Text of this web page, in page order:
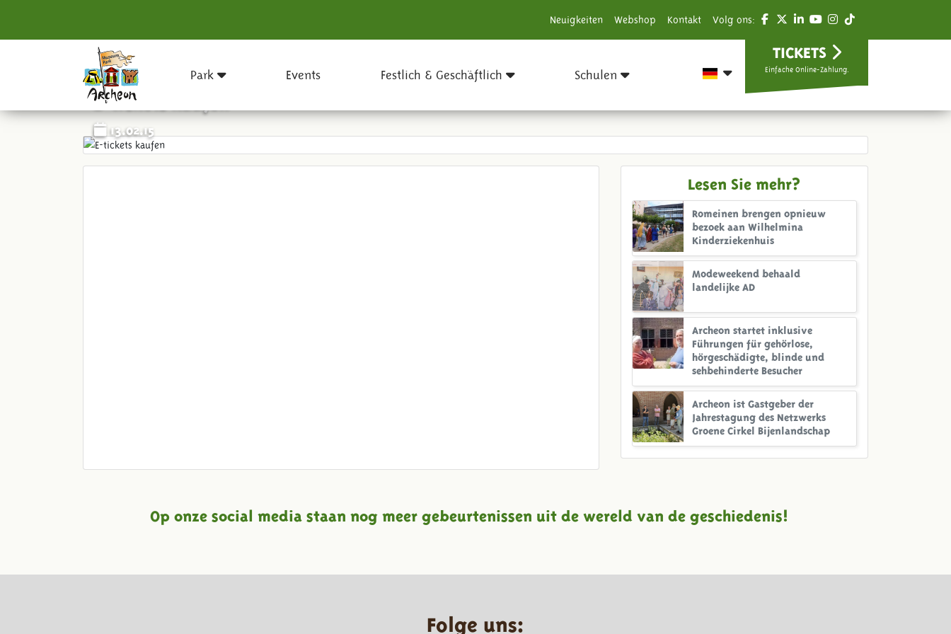
Neuigkeiten Webshop Kontakt Volg ons:
Park Events Festlich & Geschäftlich Schulen
TICKETS
Einfache Online-Zahlung.
E-tickets kaufen
13.02.15
Lesen Sie mehr?
Romeinen brengen opnieuw
bezoek aan Wilhelmina
Kinderziekenhuis
Modeweekend behaald
landelijke AD
Archeon startet inklusive
Führungen für gehörlose,
hörgeschädigte, blinde und
sehbehinderte Besucher
Archeon ist Gastgeber der
Jahrestagung des Netzwerks
Groene Cirkel Bijenlandschap
Op onze social media staan nog meer gebeurtenissen uit de wereld van de geschiedenis!
Folge uns: